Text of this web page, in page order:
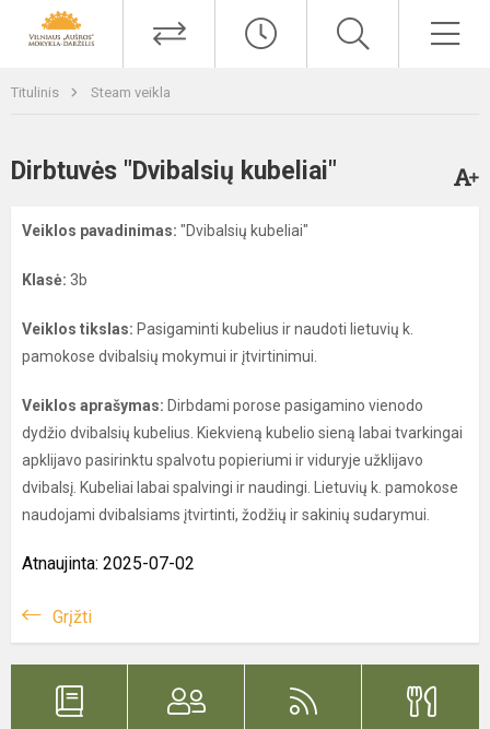
Titulinis Steam veikla
Dirbtuvės "Dvibalsių kubeliai"
Veiklos pavadinimas: "Dvibalsių kubeliai"
Klasė: 3b
Veiklos tikslas: Pasigaminti kubelius ir naudoti lietuvių k.
pamokose dvibalsių mokymui ir įtvirtinimui.
Veiklos aprašymas: Dirbdami porose pasigamino vienodo
dydžio dvibalsių kubelius. Kiekvieną kubelio sieną labai tvarkingai
apklijavo pasirinktu spalvotu popieriumi ir viduryje užklijavo
dvibalsį. Kubeliai labai spalvingi ir naudingi. Lietuvių k. pamokose
naudojami dvibalsiams įtvirtinti, žodžių ir sakinių sudarymui.
Atnaujinta: 2025-07-02
Grįžti